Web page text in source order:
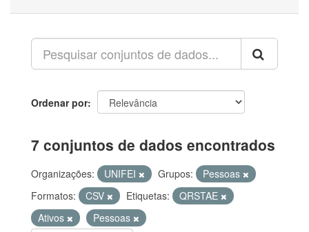
Ordenar por
7 conjuntos de dados encontrados
Organizações: UNIFEI Grupos:
Pessoas
Formatos:
CSV Etiquetas:
QRSTAE
Ativos
Pessoas